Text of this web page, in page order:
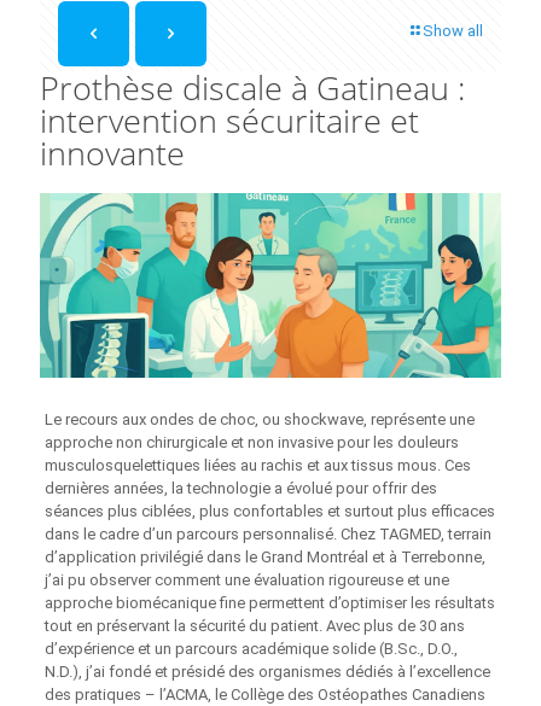
Show all
Prothèse discale à Gatineau :
intervention sécuritaire et
innovante
Le recours aux ondes de choc, ou shockwave, représente une
approche non chirurgicale et non invasive pour les douleurs
musculosquelettiques liées au rachis et aux tissus mous. Ces
dernières années, la technologie a évolué pour offrir des
séances plus ciblées, plus confortables et surtout plus efficaces
dans le cadre d’un parcours personnalisé. Chez TAGMED, terrain
d’application privilégié dans le Grand Montréal et à Terrebonne,
j’ai pu observer comment une évaluation rigoureuse et une
approche biomécanique fine permettent d’optimiser les résultats
tout en préservant la sécurité du patient. Avec plus de 30 ans
d’expérience et un parcours académique solide (B.Sc., D.O.,
N.D.), j’ai fondé et présidé des organismes dédiés à l’excellence
des pratiques – l’ACMA, le Collège des Ostéopathes Canadiens